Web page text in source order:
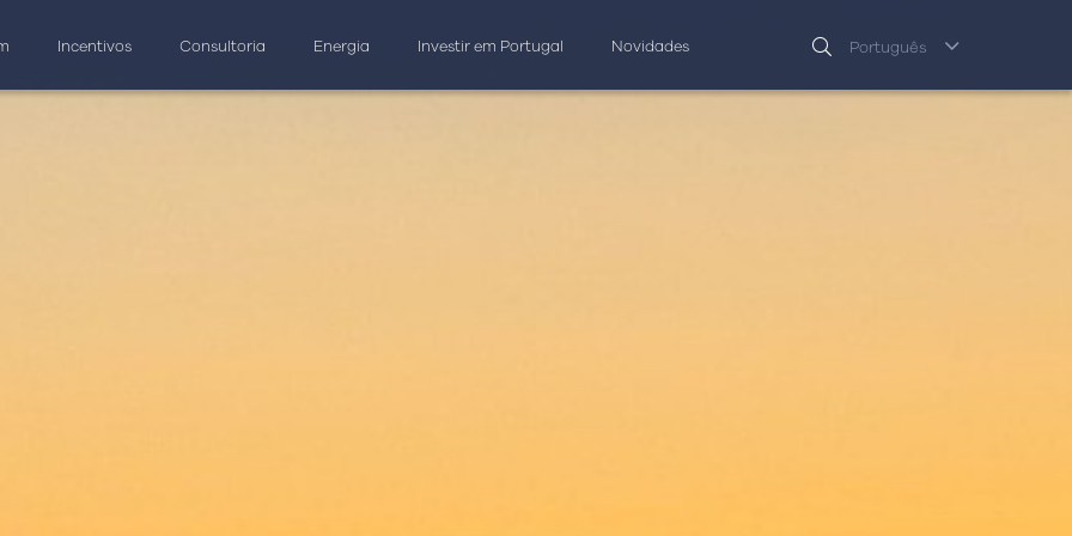
Incentivos Consultoria Energia Investir em Portugal Novidades Português